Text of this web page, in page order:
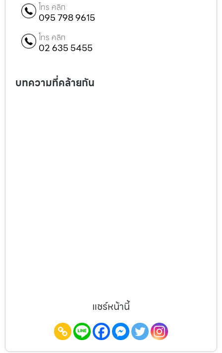
โทร คลิก
095 798 9615
โทร คลิก
02 635 5455
บทความที่คล้ายกัน
แชร์หน้านี้